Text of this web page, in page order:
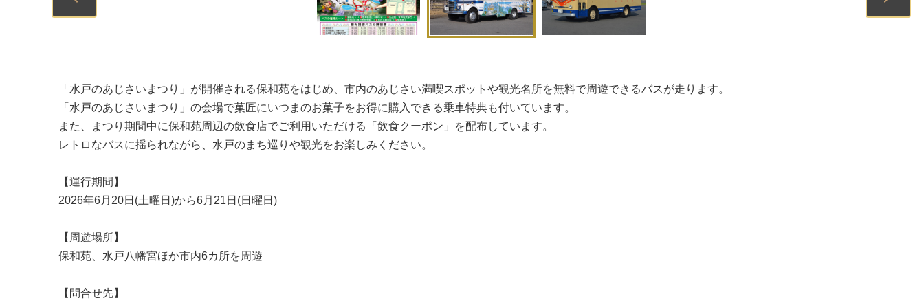
「水戸のあじさいまつり」が開催される保和苑をはじめ、市内のあじさい満喫スポットや観光名所を無料で周遊できるバスが走ります。
「水戸のあじさいまつり」の会場で菓匠にいつまのお菓子をお得に購入できる乗車特典も付いています。
また、まつり期間中に保和苑周辺の飲食店でご利用いただける「飲食クーポン」を配布しています。
レトロなバスに揺られながら、水戸のまち巡りや観光をお楽しみください。
【運行期間】
2026年6月20日(土曜日)から6月21日(日曜日)
【周遊場所】
保和苑、水戸八幡宮ほか市内6カ所を周遊
【問合せ先】